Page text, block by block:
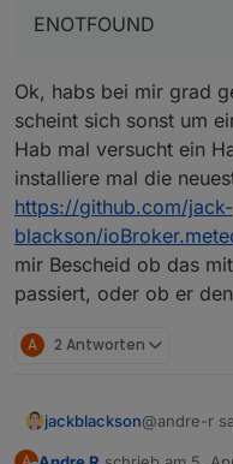
ENOTFOUND
Ok, habs bei mir grad
scheint sich sonst um
Hab mal versucht ein
installiere mal die
https://github.com/jack-
blackson/
mir Bescheid ob das
passiert, oder ob er
A 2 Antworten
jackblackson@andre-r